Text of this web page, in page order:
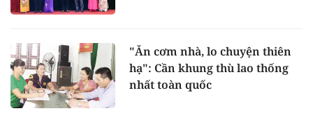
"Ăn cơm nhà, lo chuyện thiên
hạ": Cần khung thù lao thống
nhất toàn quốc